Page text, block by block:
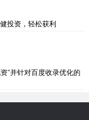
投资，轻松获利
”并针对百度收录优化的